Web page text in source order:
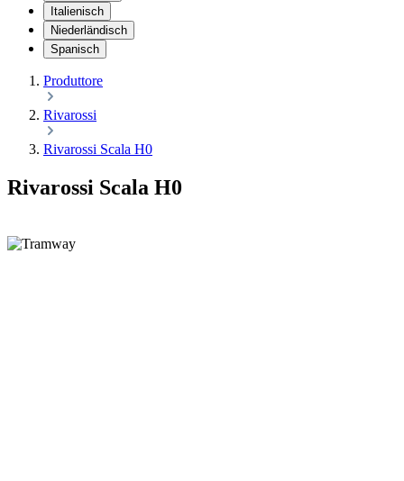
Italienisch
Niederländisch
Spanisch
Produttore
Rivarossi
Rivarossi Scala H0
Rivarossi Scala H0